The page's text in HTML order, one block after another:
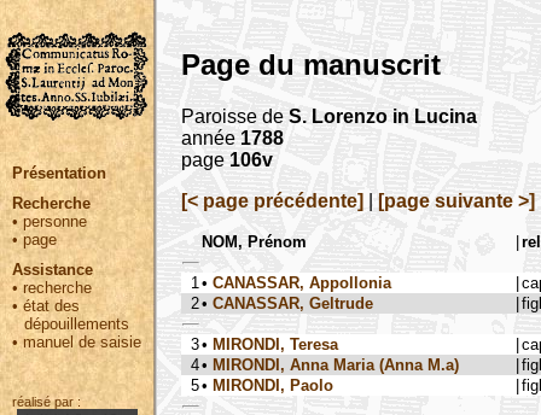
Présentation
Recherche
• personne
•page
Assistance
• recherche
•état des
dépouillements
•manuel de saisie
réalisé par :
Page du manuscrit
Paroisse de S. Lorenzo in Lucina
année 1788
page 106v
[< page précédente]
[page suivante >]
NOM, Prénom
1 • CANASSAR, Appollonia
2• CANASSAR, Geltrude
3• MIRONDI, Teresa
4• MIRONDI, Anna Maria (Anna M.a)
5• MIRONDI, Paolo